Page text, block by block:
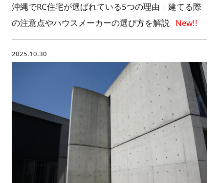
沖縄でRC住宅が選ばれている5つの理由｜建てる際
の注意点やハウスメーカーの選び方を解説
2025.10.30